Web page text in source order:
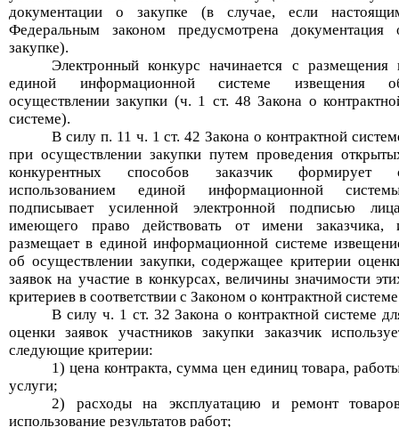
документации о закупке (в случае, если
Федеральным законом предусмотрена документация
закупке).
Электронный конкурс начинается с размещения
единой информационной системе извещения
осуществлении закупки (ч. 1 ст. 48 Закона о
системе).
В силу п. 11 ч. 1 ст. 42 Закона о контрактной
при осуществлении закупки путем проведения
конкурентных способов заказчик формирует
использованием единой информационной
подписывает усиленной электронной подписью
имеющего право действовать от имени заказчика,
размещает в единой информационной системе
об осуществлении закупки, содержащее критерии
заявок на участие в конкурсах, величины значимости
критериев в соответствии с Законом о контрактной
В силу ч. 1 ст. 32 Закона о контрактной системе
оценки заявок участников закупки заказчик
следующие критерии:
1) цена контракта, сумма цен единиц товара,
услуги;
2) расходы на эксплуатацию и ремонт
использование результатов работ;